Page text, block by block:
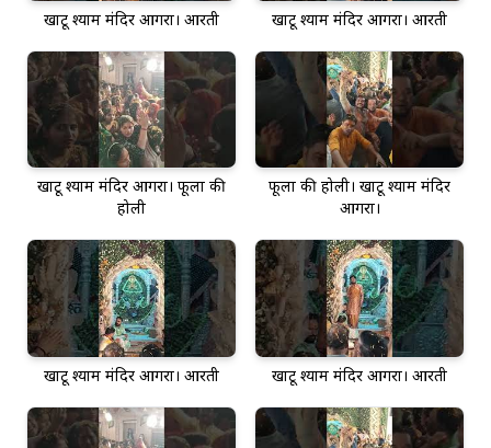
खाटू श्याम मंदिर आगरा। आरती खाटू श्याम मंदिर आगरा। आरती
खाटू श्याम मंदिर आगरा। फूलों की
होली
फूलों की होली। खाटू श्याम मंदिर
आगरा।
खाटू श्याम मंदिर आगरा। आरती खाटू श्याम मंदिर आगरा। आरती